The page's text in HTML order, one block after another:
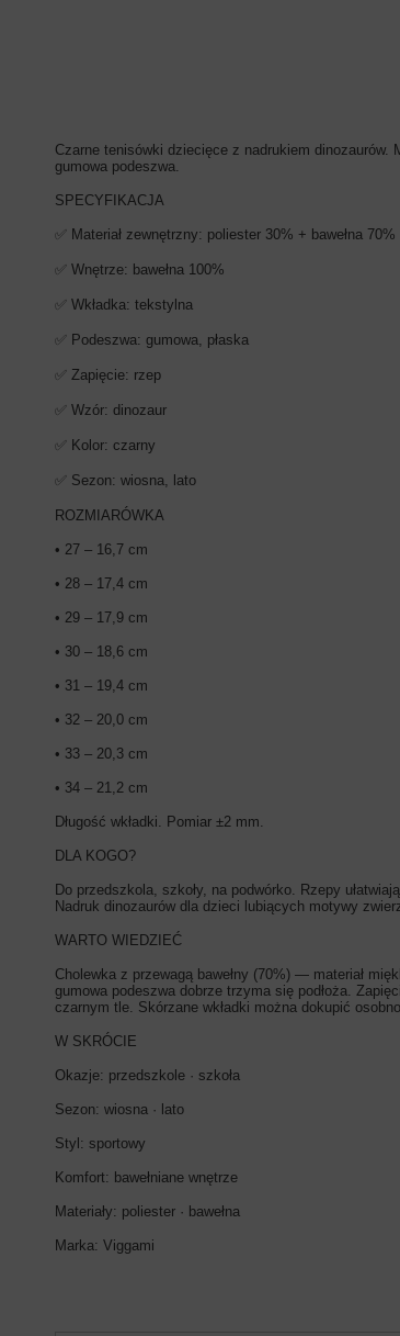
Czarne tenisówki dziecięce z nadrukiem dinozaurów.
gumowa podeszwa.
SPECYFIKACJA
✅ Materiał zewnętrzny: poliester 30% + bawełna 70%
✅ Wnętrze: bawełna 100%
✅ Wkładka: tekstylna
✅ Podeszwa: gumowa, płaska
✅ Zapięcie: rzep
✅ Wzór: dinozaur
✅ Kolor: czarny
✅ Sezon: wiosna, lato
ROZMIARÓWKA
• 27 – 16,7 cm
• 28 – 17,4 cm
• 29 – 17,9 cm
• 30 – 18,6 cm
• 31 – 19,4 cm
• 32 – 20,0 cm
• 33 – 20,3 cm
• 34 – 21,2 cm
Długość wkładki. Pomiar ±2 mm.
DLA KOGO?
Do przedszkola, szkoły, na podwórko. Rzepy
Nadruk dinozaurów dla dzieci lubiących motywy
WARTO WIEDZIEĆ
Cholewka z przewagą bawełny (70%) — materiał
gumowa podeszwa dobrze trzyma się podłoża.
czarnym tle. Skórzane wkładki można dokupić osobno.
W SKRÓCIE
Okazje: przedszkole · szkoła
Sezon: wiosna · lato
Styl: sportowy
Komfort: bawełniane wnętrze
Materiały: poliester · bawełna
Marka: Viggami